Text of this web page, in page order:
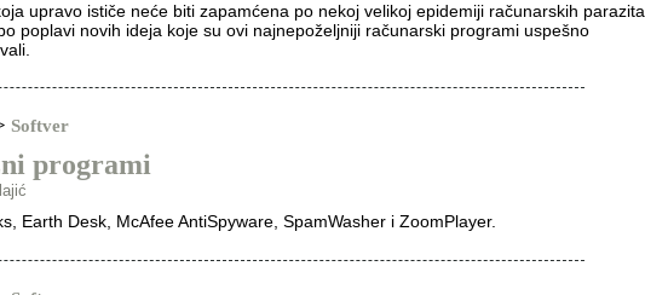
upravo ističe neće biti zapamćena po nekoj velikoj epidemiji računarskih parazita,
poplavi novih ideja koje su ovi najnepoželjniji računarski programi uspešno
Softver
programi
Earth Desk, McAfee AntiSpyware, SpamWasher i ZoomPlayer.